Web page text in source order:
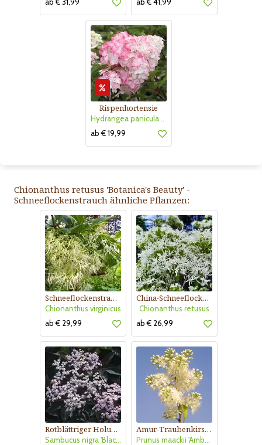
Rispenhortensie
Hydrangea paniculata 'Vanille Fraise'
ab € 19,99
Chionanthus retusus 'Botanica's Beauty' -
Schneeflockenstrauch ähnliche Pflanzen:
Schneeflockenstrauch
Chionanthus virginicus
ab € 29,99
China-Schneeflockenbaum
Chionanthus retusus
ab € 26,99
Rotblättriger Holunder
Sambucus nigra 'Black Beauty'
Amur-Traubenkirsche
Prunus maackii 'Amber Beauty'